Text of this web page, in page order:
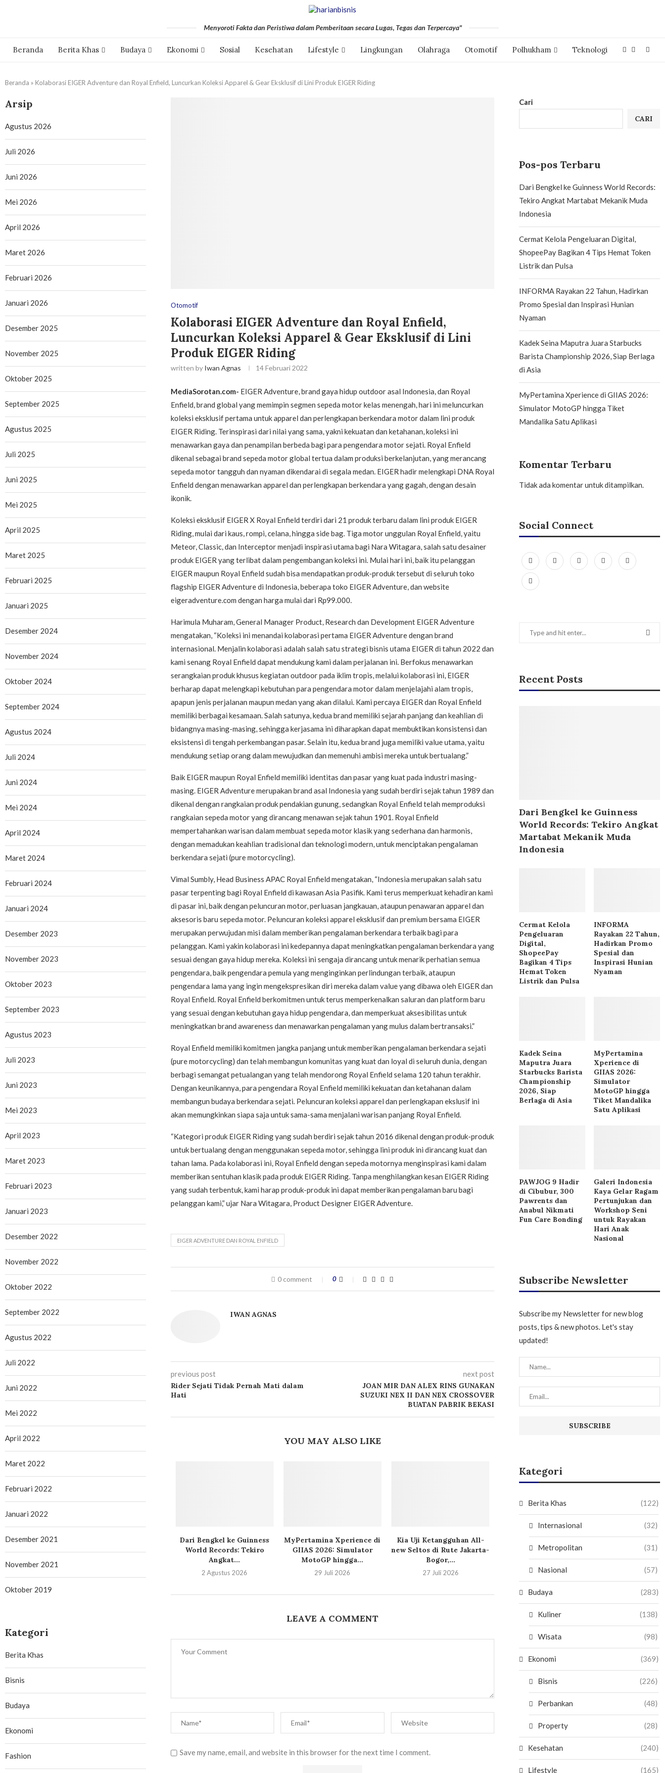
Menyoroti Fakta dan Peristiwa dalam Pemberitaan secara Lugas, Tegas dan Terpercaya"
Beranda Berita Khas Budaya Ekonomi Sosial Kesehatan Lifestyle Lingkungan Olahraga Otomotif Polhukham Teknologi
Beranda » Kolaborasi EIGER Adventure dan Royal Enfield, Luncurkan Koleksi Apparel & Gear Eksklusif di Lini Produk EIGER Riding
Otomotif
Kolaborasi EIGER Adventure dan Royal Enfield,
Luncurkan Koleksi Apparel & Gear Eksklusif di Lini
Produk EIGER Riding
written by Iwan Agnas 14 Februari 2022
MediaSorotan.com- EIGER Adventure, brand gaya hidup outdoor asal Indonesia, dan Royal
Enfield, brand global yang memimpin segmen sepeda motor kelas menengah, hari ini meluncurkan
koleksi eksklusif pertama untuk apparel dan perlengkapan berkendara motor dalam lini produk
EIGER Riding. Terinspirasi dari nilai yang sama, yakni kekuatan dan ketahanan, koleksi ini
menawarkan gaya dan penampilan berbeda bagi para pengendara motor sejati. Royal Enfield
dikenal sebagai brand sepeda motor global tertua dalam produksi berkelanjutan, yang merancang
sepeda motor tangguh dan nyaman dikendarai di segala medan. EIGER hadir melengkapi DNA Royal
Enfield dengan menawarkan apparel dan perlengkapan berkendara yang gagah, dengan desain
ikonik.
Koleksi eksklusif EIGER X Royal Enfield terdiri dari 21 produk terbaru dalam lini produk EIGER
Riding, mulai dari kaus, rompi, celana, hingga side bag. Tiga motor unggulan Royal Enfield, yaitu
Meteor, Classic, dan Interceptor menjadi inspirasi utama bagi Nara Witagara, salah satu desainer
produk EIGER yang terlibat dalam pengembangan koleksi ini. Mulai hari ini, baik itu pelanggan
EIGER maupun Royal Enfield sudah bisa mendapatkan produk-produk tersebut di seluruh toko
flagship EIGER Adventure di Indonesia, beberapa toko EIGER Adventure, dan website
eigeradventure.com dengan harga mulai dari Rp99.000.
Harimula Muharam, General Manager Product, Research dan Development EIGER Adventure
mengatakan, “Koleksi ini menandai kolaborasi pertama EIGER Adventure dengan brand
internasional. Menjalin kolaborasi adalah salah satu strategi bisnis utama EIGER di tahun 2022 dan
kami senang Royal Enfield dapat mendukung kami dalam perjalanan ini. Berfokus menawarkan
serangkaian produk khusus kegiatan outdoor pada iklim tropis, melalui kolaborasi ini, EIGER
berharap dapat melengkapi kebutuhan para pengendara motor dalam menjelajahi alam tropis,
apapun jenis perjalanan maupun medan yang akan dilalui. Kami percaya EIGER dan Royal Enfield
memiliki berbagai kesamaan. Salah satunya, kedua brand memiliki sejarah panjang dan keahlian di
bidangnya masing-masing, sehingga kerjasama ini diharapkan dapat membuktikan konsistensi dan
eksistensi di tengah perkembangan pasar. Selain itu, kedua brand juga memiliki value utama, yaitu
mendukung setiap orang dalam mewujudkan dan memenuhi ambisi mereka untuk bertualang.”
Baik EIGER maupun Royal Enfield memiliki identitas dan pasar yang kuat pada industri masing-
masing. EIGER Adventure merupakan brand asal Indonesia yang sudah berdiri sejak tahun 1989 dan
dikenal dengan rangkaian produk pendakian gunung, sedangkan Royal Enfield telah memproduksi
rangkaian sepeda motor yang dirancang menawan sejak tahun 1901. Royal Enfield
mempertahankan warisan dalam membuat sepeda motor klasik yang sederhana dan harmonis,
dengan memadukan keahlian tradisional dan teknologi modern, untuk menciptakan pengalaman
berkendara sejati (pure motorcycling).
Vimal Sumbly, Head Business APAC Royal Enfield mengatakan, “Indonesia merupakan salah satu
pasar terpenting bagi Royal Enfield di kawasan Asia Pasifik. Kami terus memperkuat kehadiran kami
di pasar ini, baik dengan peluncuran motor, perluasan jangkauan, ataupun penawaran apparel dan
aksesoris baru sepeda motor. Peluncuran koleksi apparel eksklusif dan premium bersama EIGER
merupakan perwujudan misi dalam memberikan pengalaman berkendara terbaik bagi para
pelanggan. Kami yakin kolaborasi ini kedepannya dapat meningkatkan pengalaman berkendara yang
sesuai dengan gaya hidup mereka. Koleksi ini sengaja dirancang untuk menarik perhatian semua
pengendara, baik pengendara pemula yang menginginkan perlindungan terbaik, ataupun
pengendara lama yang ingin mengekspresikan diri mereka dalam value yang dibawa oleh EIGER dan
Royal Enfield. Royal Enfield berkomitmen untuk terus memperkenalkan saluran dan platform baru
yang sesuai dengan kebutuhan gaya hidup pengendara, dan memperkuat aksesibilitas untuk
meningkatkan brand awareness dan menawarkan pengalaman yang mulus dalam bertransaksi.”
Royal Enfield memiliki komitmen jangka panjang untuk memberikan pengalaman berkendara sejati
(pure motorcycling) dan telah membangun komunitas yang kuat dan loyal di seluruh dunia, dengan
berbagi semangat petualangan yang telah mendorong Royal Enfield selama 120 tahun terakhir.
Dengan keunikannya, para pengendara Royal Enfield memiliki kekuatan dan ketahanan dalam
membangun budaya berkendara sejati. Peluncuran koleksi apparel dan perlengkapan ekslusif ini
akan memungkinkan siapa saja untuk sama-sama menjalani warisan panjang Royal Enfield.
“Kategori produk EIGER Riding yang sudah berdiri sejak tahun 2016 dikenal dengan produk-produk
untuk bertualang dengan menggunakan sepeda motor, sehingga lini produk ini dirancang kuat dan
tahan lama. Pada kolaborasi ini, Royal Enfield dengan sepeda motornya menginspirasi kami dalam
memberikan sentuhan klasik pada produk EIGER Riding. Tanpa menghilangkan kesan EIGER Riding
yang sudah terbentuk, kami harap produk-produk ini dapat memberikan pengalaman baru bagi
pelanggan kami,” ujar Nara Witagara, Product Designer EIGER Adventure.
EIGER ADVENTURE DAN ROYAL ENFIELD
0 comment 0
IWAN AGNAS
previous post
Rider Sejati Tidak Pernah Mati dalam
Hati
next post
JOAN MIR DAN ALEX RINS GUNAKAN
SUZUKI NEX II DAN NEX CROSSOVER
BUATAN PABRIK BEKASI
YOU MAY ALSO LIKE
Dari Bengkel ke Guinness
World Records: Tekiro
Angkat...
2 Agustus 2026
MyPertamina Xperience di
GIIAS 2026: Simulator
MotoGP hingga...
29 Juli 2026
Kia Uji Ketangguhan All-
new Seltos di Rute Jakarta-
Bogor,...
27 Juli 2026
LEAVE A COMMENT
Save my name, email, and website in this browser for the next time I comment.
Cari
CARI
Pos-pos Terbaru
Dari Bengkel ke Guinness World Records:
Tekiro Angkat Martabat Mekanik Muda
Indonesia
Cermat Kelola Pengeluaran Digital,
ShopeePay Bagikan 4 Tips Hemat Token
Listrik dan Pulsa
INFORMA Rayakan 22 Tahun, Hadirkan
Promo Spesial dan Inspirasi Hunian
Nyaman
Kadek Seina Maputra Juara Starbucks
Barista Championship 2026, Siap Berlaga
di Asia
MyPertamina Xperience di GIIAS 2026:
Simulator MotoGP hingga Tiket
Mandalika Satu Aplikasi
Komentar Terbaru
Tidak ada komentar untuk ditampilkan.
Social Connect
Recent Posts
Dari Bengkel ke Guinness
World Records: Tekiro Angkat
Martabat Mekanik Muda
Indonesia
Cermat Kelola
Pengeluaran
Digital,
ShopeePay
Bagikan 4 Tips
Hemat Token
Listrik dan Pulsa
INFORMA
Rayakan 22 Tahun,
Hadirkan Promo
Spesial dan
Inspirasi Hunian
Nyaman
Kadek Seina
Maputra Juara
Starbucks Barista
Championship
2026, Siap
Berlaga di Asia
MyPertamina
Xperience di
GIIAS 2026:
Simulator
MotoGP hingga
Tiket Mandalika
Satu Aplikasi
PAWJOG 9 Hadir
di Cibubur, 300
Pawrents dan
Anabul Nikmati
Fun Care Bonding
Galeri Indonesia
Kaya Gelar Ragam
Pertunjukan dan
Workshop Seni
untuk Rayakan
Hari Anak
Nasional
Subscribe Newsletter
Subscribe my Newsletter for new blog
posts, tips & new photos. Let's stay
updated!
Kategori
Berita Khas (122)
Internasional (32)
Metropolitan (31)
Nasional (57)
Budaya (283)
Kuliner (138)
Wisata (98)
Ekonomi (369)
Bisnis (226)
Perbankan (48)
Property (28)
Kesehatan (240)
Lifestyle (165)
Arsip
Agustus 2026
Juli 2026
Juni 2026
Mei 2026
April 2026
Maret 2026
Februari 2026
Januari 2026
Desember 2025
November 2025
Oktober 2025
September 2025
Agustus 2025
Juli 2025
Juni 2025
Mei 2025
April 2025
Maret 2025
Februari 2025
Januari 2025
Desember 2024
November 2024
Oktober 2024
September 2024
Agustus 2024
Juli 2024
Juni 2024
Mei 2024
April 2024
Maret 2024
Februari 2024
Januari 2024
Desember 2023
November 2023
Oktober 2023
September 2023
Agustus 2023
Juli 2023
Juni 2023
Mei 2023
April 2023
Maret 2023
Februari 2023
Januari 2023
Desember 2022
November 2022
Oktober 2022
September 2022
Agustus 2022
Juli 2022
Juni 2022
Mei 2022
April 2022
Maret 2022
Februari 2022
Januari 2022
Desember 2021
November 2021
Oktober 2019
Kategori
Berita Khas
Bisnis
Budaya
Ekonomi
Fashion